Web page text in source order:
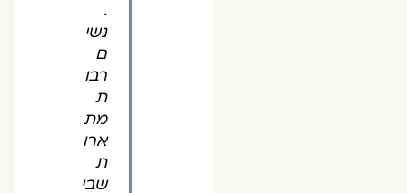
נשי
ם
רבו
ת
מת
ארו
ת
שבי